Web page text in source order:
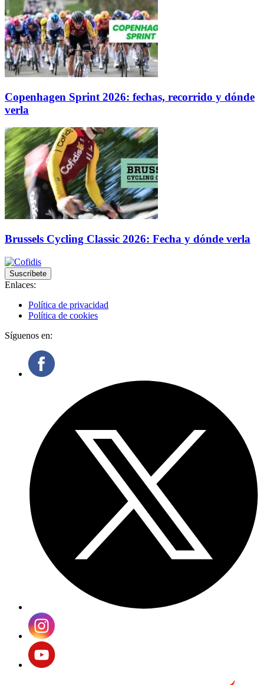
Copenhagen Sprint 2026: fechas, recorrido y dónde
verla
Brussels Cycling Classic 2026: Fecha y dónde verla
Suscríbete
Enlaces:
Política de privacidad
Política de cookies
Síguenos en: